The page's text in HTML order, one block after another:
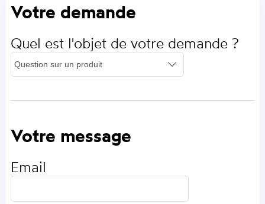
Votre demande
Quel est l'objet de votre demande ?
Votre message
Email